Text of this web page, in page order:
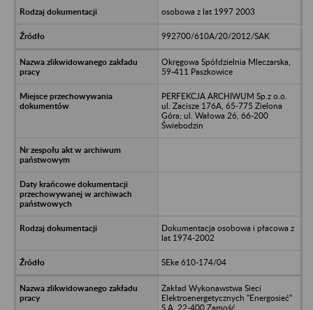
osobowa z lat 1997 2003
992700/610A/20/2012/SAK
Okręgowa Spółdzielnia Mleczarska,
59-411 Paszkowice
PERFEKCJA ARCHIWUM Sp.z o.o.
ul. Zacisze 176A, 65-775 Zielona
Góra; ul. Wałowa 26, 66-200
Świebodzin
Dokumentacja osobowa i płacowa z
lat 1974-2002
SEke 610-174/04
Zakład Wykonawstwa Sieci
Elektroenergetycznych "Energosieć"
S.A, 22-400 Zamość